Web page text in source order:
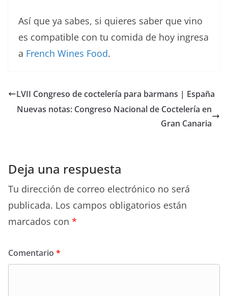
Así que ya sabes, si quieres saber que vino
es compatible con tu comida de hoy ingresa
a French Wines Food.
LVII Congreso de coctelería para barmans | España
Nuevas notas: Congreso Nacional de Coctelería en
Gran Canaria
Deja una respuesta
Tu dirección de correo electrónico no será
publicada. Los campos obligatorios están
marcados con *
Comentario *